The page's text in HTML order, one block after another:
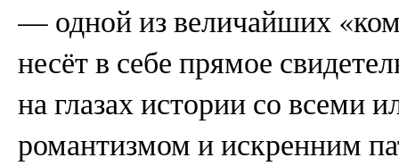
— одной из величайших
несёт в себе прямое
на глазах истории со всеми
романтизмом и искренним